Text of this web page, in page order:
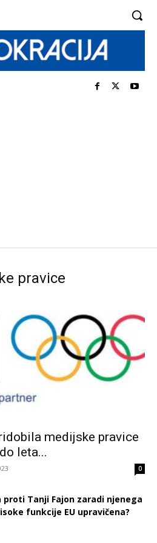
pravice
medijske pravice
leta...
0
Tanji Fajon zaradi njenega
funkcije EU upravičena?